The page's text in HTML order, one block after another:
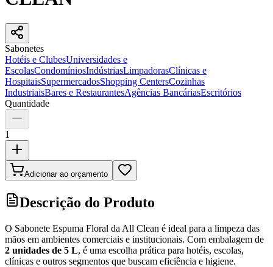
Sabonetes
Hotéis e ClubesUniversidades e
EscolasCondomíniosIndústriasLimpadorasClínicas e
HospitaisSupermercadosShopping CentersCozinhas
IndustriaisBares e RestaurantesAgências BancáriasEscritórios
Quantidade
1
Adicionar ao orçamento
Descrição do Produto
O Sabonete Espuma Floral da All Clean é ideal para a limpeza das
mãos em ambientes comerciais e institucionais. Com embalagem de
2 unidades de 5 L, é uma escolha prática para hotéis, escolas,
clínicas e outros segmentos que buscam eficiência e higiene.